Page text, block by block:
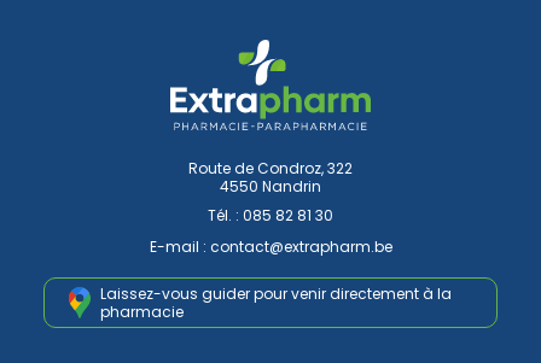
Route de Condroz, 322
4550 Nandrin
Tél. : 085 82 81 30
E-mail : contact@extrapharm.be
Laissez-vous guider pour venirdirectement à la
pharmacie